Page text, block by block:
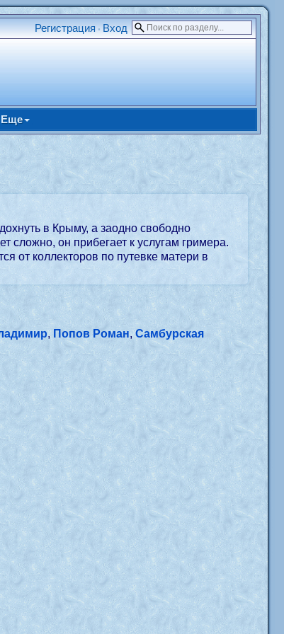
Регистрация • Вход
Еще
в Крыму, а заодно свободно
сложно, он прибегает к услугам гримера.
от коллекторов по путевке матери в
, Попов Роман,Самбурская